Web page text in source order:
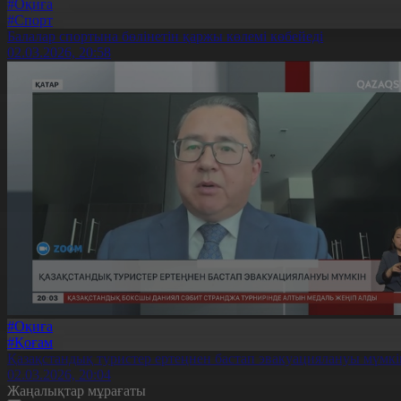
#Оқиға
#Спорт
Балалар спортына бөлінетін қаржы көлемі көбейеді
02.03.2026, 20:58
#Оқиға
#Қоғам
Қазақстандық туристер ертеңнен бастап эвакуациялануы
02.03.2026, 20:04
Жаңалықтар мұрағаты